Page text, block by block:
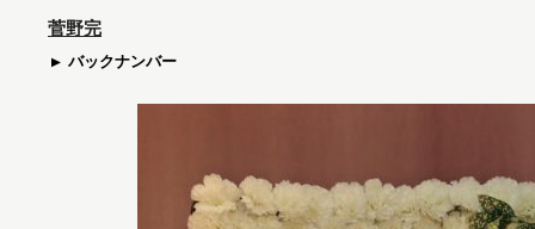
菅野完
バックナンバー